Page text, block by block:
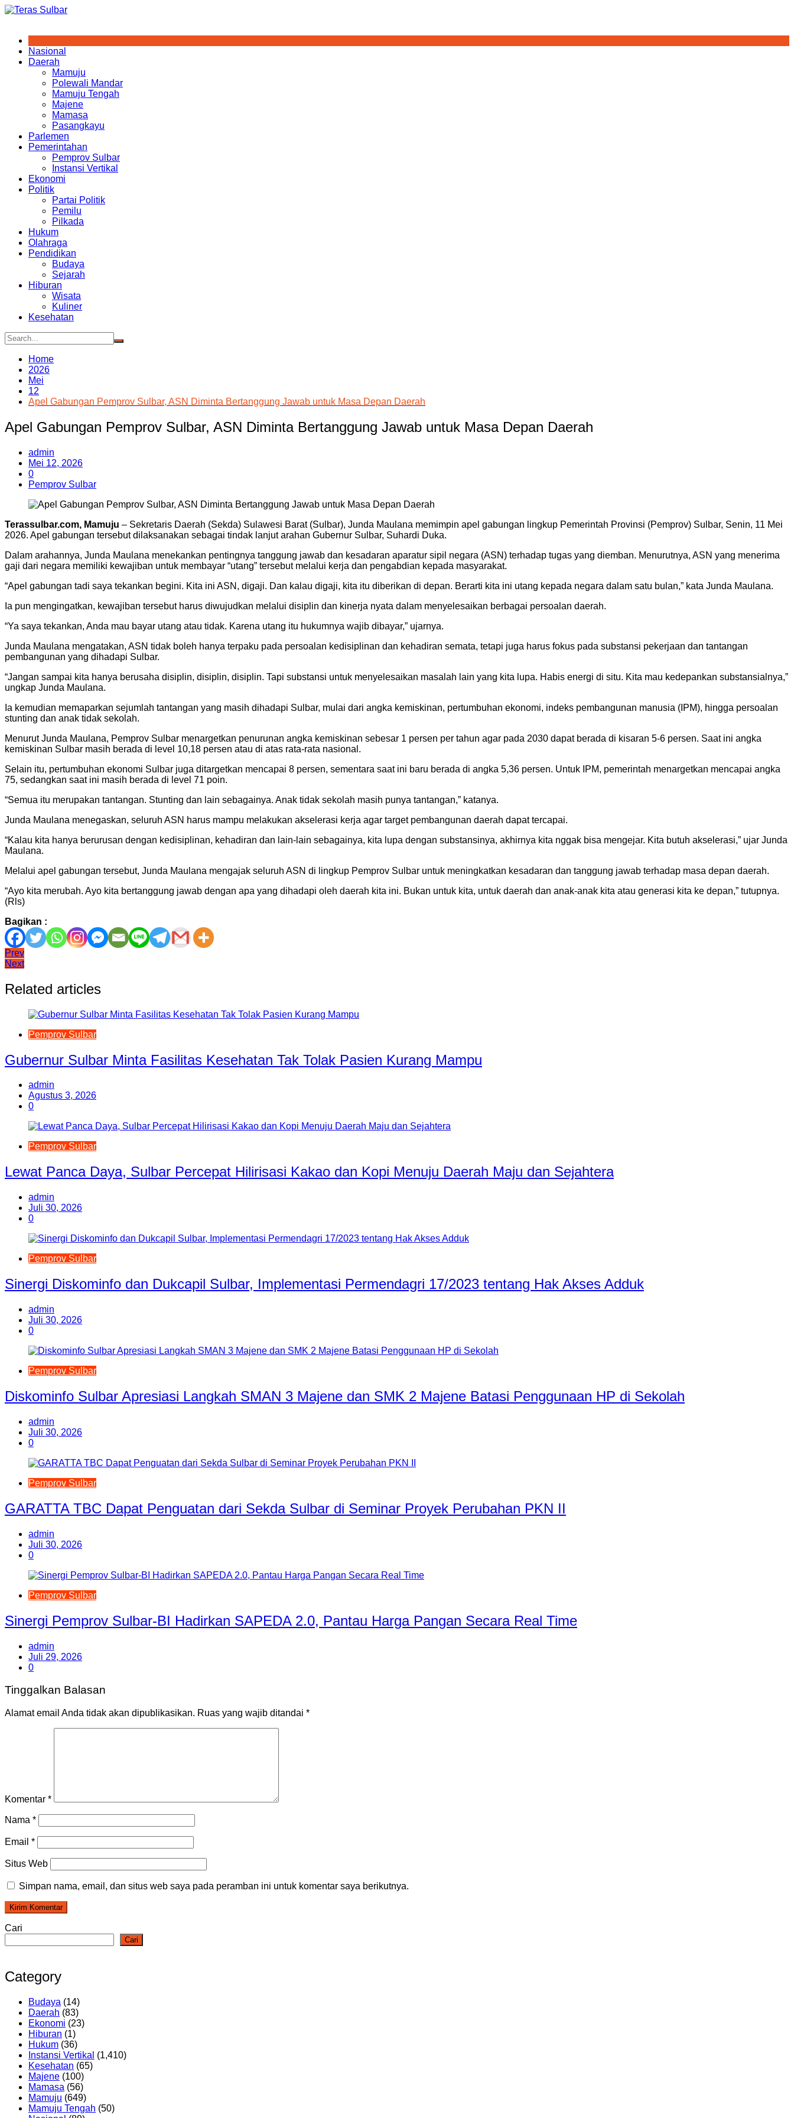
Skip
Nasional
Daerah
Mamuju
Polewali Mandar
Mamuju Tengah
Majene
Mamasa
Pasangkayu
Parlemen
Pemerintahan
Pemprov Sulbar
Instansi Vertikal
Ekonomi
Politik
Partai Politik
Pemilu
Pilkada
Hukum
Olahraga
Pendidikan
Budaya
Sejarah
Hiburan
Wisata
Kuliner
Kesehatan
Home
2026
Mei
12
Apel Gabungan Pemprov Sulbar, ASN Diminta Bertanggung Jawab untuk Masa Depan Daerah
Apel Gabungan Pemprov Sulbar, ASN Diminta Bertanggung Jawab untuk Masa Depan Daerah
admin
Mei 12, 2026
0
Pemprov Sulbar
Terassulbar.com, Mamuju – Sekretaris Daerah (Sekda) Sulawesi Barat (Sulbar), Junda Maulana memimpin apel gabungan lingkup Pemerintah Provinsi (Pemprov) Sulbar, Senin, 11 Mei
2026. Apel gabungan tersebut dilaksanakan sebagai tindak lanjut arahan Gubernur Sulbar, Suhardi Duka.
Dalam arahannya, Junda Maulana menekankan pentingnya tanggung jawab dan kesadaran aparatur sipil negara (ASN) terhadap tugas yang diemban. Menurutnya, ASN yang menerima
gaji dari negara memiliki kewajiban untuk membayar “utang” tersebut melalui kerja dan pengabdian kepada masyarakat.
“Apel gabungan tadi saya tekankan begini. Kita ini ASN, digaji. Dan kalau digaji, kita itu diberikan di depan. Berarti kita ini utang kepada negara dalam satu bulan,” kata Junda Maulana.
Ia pun mengingatkan, kewajiban tersebut harus diwujudkan melalui disiplin dan kinerja nyata dalam menyelesaikan berbagai persoalan daerah.
“Ya saya tekankan, Anda mau bayar utang atau tidak. Karena utang itu hukumnya wajib dibayar,” ujarnya.
Junda Maulana mengatakan, ASN tidak boleh hanya terpaku pada persoalan kedisiplinan dan kehadiran semata, tetapi juga harus fokus pada substansi pekerjaan dan tantangan
pembangunan yang dihadapi Sulbar.
“Jangan sampai kita hanya berusaha disiplin, disiplin, disiplin. Tapi substansi untuk menyelesaikan masalah lain yang kita lupa. Habis energi di situ. Kita mau kedepankan substansialnya,”
ungkap Junda Maulana.
Ia kemudian memaparkan sejumlah tantangan yang masih dihadapi Sulbar, mulai dari angka kemiskinan, pertumbuhan ekonomi, indeks pembangunan manusia (IPM), hingga persoalan
stunting dan anak tidak sekolah.
Menurut Junda Maulana, Pemprov Sulbar menargetkan penurunan angka kemiskinan sebesar 1 persen per tahun agar pada 2030 dapat berada di kisaran 5-6 persen. Saat ini angka
kemiskinan Sulbar masih berada di level 10,18 persen atau di atas rata-rata nasional.
Selain itu, pertumbuhan ekonomi Sulbar juga ditargetkan mencapai 8 persen, sementara saat ini baru berada di angka 5,36 persen. Untuk IPM, pemerintah menargetkan mencapai angka
75, sedangkan saat ini masih berada di level 71 poin.
“Semua itu merupakan tantangan. Stunting dan lain sebagainya. Anak tidak sekolah masih punya tantangan,” katanya.
Junda Maulana menegaskan, seluruh ASN harus mampu melakukan akselerasi kerja agar target pembangunan daerah dapat tercapai.
“Kalau kita hanya berurusan dengan kedisiplinan, kehadiran dan lain-lain sebagainya, kita lupa dengan substansinya, akhirnya kita nggak bisa mengejar. Kita butuh akselerasi,” ujar Junda
Maulana.
Melalui apel gabungan tersebut, Junda Maulana mengajak seluruh ASN di lingkup Pemprov Sulbar untuk meningkatkan kesadaran dan tanggung jawab terhadap masa depan daerah.
“Ayo kita merubah. Ayo kita bertanggung jawab dengan apa yang dihadapi oleh daerah kita ini. Bukan untuk kita, untuk daerah dan anak-anak kita atau generasi kita ke depan,” tutupnya.
(Rls)
Bagikan :
Navigasi
pos
Prev
Next
Related articles
Pemprov Sulbar
Gubernur Sulbar Minta Fasilitas Kesehatan Tak Tolak Pasien Kurang Mampu
admin
Agustus 3, 2026
0
Pemprov Sulbar
Lewat Panca Daya, Sulbar Percepat Hilirisasi Kakao dan Kopi Menuju Daerah Maju dan Sejahtera
admin
Juli 30, 2026
0
Pemprov Sulbar
Sinergi Diskominfo dan Dukcapil Sulbar, Implementasi Permendagri 17/2023 tentang Hak Akses Adduk
admin
Juli 30, 2026
0
Pemprov Sulbar
Diskominfo Sulbar Apresiasi Langkah SMAN 3 Majene dan SMK 2 Majene Batasi Penggunaan HP di Sekolah
admin
Juli 30, 2026
0
Pemprov Sulbar
GARATTA TBC Dapat Penguatan dari Sekda Sulbar di Seminar Proyek Perubahan PKN II
admin
Juli 30, 2026
0
Pemprov Sulbar
Sinergi Pemprov Sulbar-BI Hadirkan SAPEDA 2.0, Pantau Harga Pangan Secara Real Time
admin
Juli 29, 2026
0
Tinggalkan Balasan
Alamat email Anda tidak akan dipublikasikan. Ruas yang wajib ditandai *
Komentar *
Nama *
Email *
Situs Web
Simpan nama, email, dan situs web saya pada peramban ini untuk komentar saya berikutnya.
Cari
Cari
Category
Budaya (14)
Daerah (83)
Ekonomi (23)
Hiburan (1)
Hukum (36)
Instansi Vertikal (1,410)
Kesehatan (65)
Majene (100)
Mamasa (56)
Mamuju (649)
Mamuju Tengah (50)